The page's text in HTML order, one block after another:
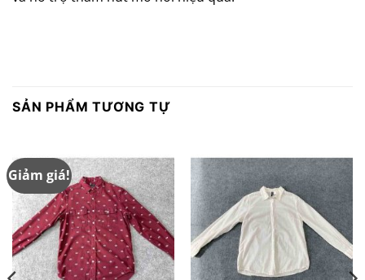
SẢN PHẨM TƯƠNG TỰ
Giảm giá!